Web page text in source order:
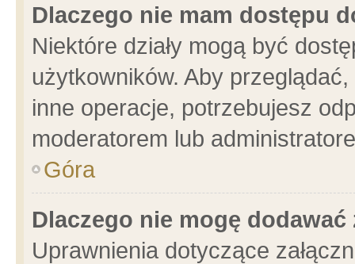
Dlaczego nie mam dostępu
Niektóre działy mogą być
użytkowników. Aby
inne operacje, potrzebujesz
moderatorem lub
Góra
Dlaczego nie mogę dodawać
Uprawnienia dotyczące